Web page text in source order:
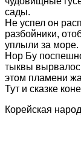
сады.
Не успел он
разбойники,
уплыли за море.
Нор Бу
тыквы
этом пламени
Тут и сказке
Корейская